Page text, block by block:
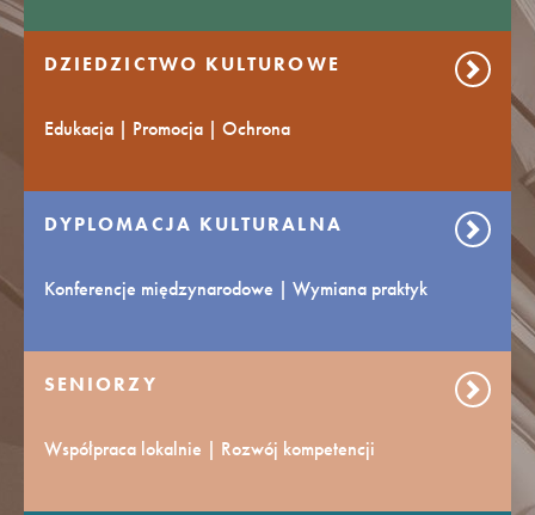
DZIEDZICTWO KULTUROWE
Edukacja | Promocja | Ochrona
DYPLOMACJA KULTURALNA
Konferencje międzynarodowe | Wymiana praktyk
SENIORZY
Współpraca lokalnie | Rozwój kompetencji